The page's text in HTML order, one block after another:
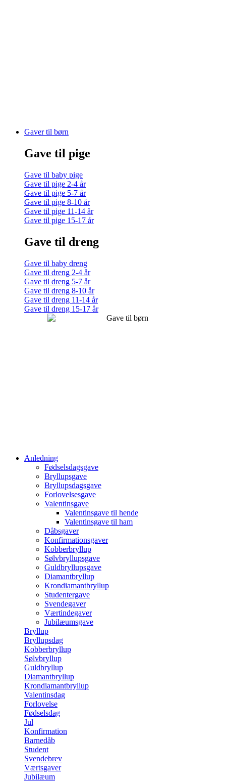
Gaver til børn
Gave til pige
Gave til baby pige
Gave til pige 2-4 år
Gave til pige 5-7 år
Gave til pige 8-10 år
Gave til pige 11-14 år
Gave til pige 15-17 år
Gave til dreng
Gave til baby dreng
Gave til dreng 2-4 år
Gave til dreng 5-7 år
Gave til dreng 8-10 år
Gave til dreng 11-14 år
Gave til dreng 15-17 år
Anledning
Fødselsdagsgave
Bryllupsgave
Bryllupsdagsgave
Forlovelsesgave
Valentinsgave
Valentinsgave til hende
Valentinsgave til ham
Dåbsgaver
Konfirmationsgaver
Kobberbryllup
Sølvbryllupsgave
Guldbryllupsgave
Diamantbryllup
Krondiamantbryllup
Studentergave
Svendegaver
Værtindegaver
Jubilæumsgave
Bryllup
Bryllupsdag
Kobberbryllup
Sølvbryllup
Guldbryllup
Diamantbryllup
Krondiamantbryllup
Valentinsdag
Forlovelse
Fødselsdag
Jul
Konfirmation
Barnedåb
Student
Svendebrev
Værtsgaver
Jubilæum